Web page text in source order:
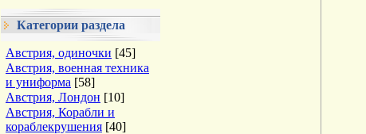
Категории раздела
Австрия, одиночки [45]
Австрия, военная техника
и униформа [58]
Австрия, Лондон [10]
Австрия, Корабли и
кораблекрушения [40]